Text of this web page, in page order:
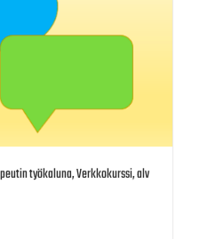
työkaluna, Verkkokurssi, alv